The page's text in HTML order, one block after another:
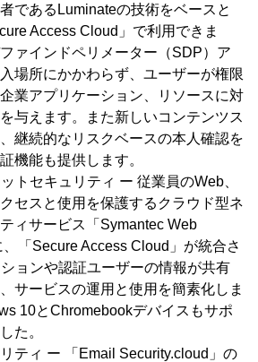
であるLuminateの技術をベースと
Access Cloud」で利用できま
ァインドペリメーター（SDP）ア
場所にかかわらず、ユーザーが権限
業アプリケーション、リソースに対
与えます。また新しいコンテンツス
継続的なリスクベースの本人確認を
機能も提供します。
トセキュリティ ー 従業員のWeb、
セスと使用を保護するクラウド型ネ
ィサービス「Symantec Web
「Secure Access Cloud」が統合さ
ョンや認証ユーザーの情報が共有
サービスの運用と使用を簡素化しま
10とChromebookデバイスもサポ
た。
ティ ー 「Email Security.cloud」の